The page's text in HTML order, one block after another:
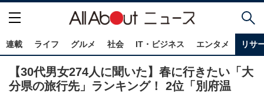
連載 ライフ グルメ 社会 IT・ビジネス エンタメ リサ
【30代男女274人に聞いた】春に行きたい「大
分県の旅行先」ランキング！ 2位「別府温